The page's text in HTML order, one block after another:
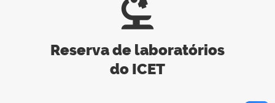
Reserva de laboratórios
do ICET